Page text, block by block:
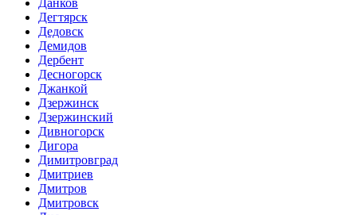
Данков
Дегтярск
Дедовск
Демидов
Дербент
Десногорск
Джанкой
Дзержинск
Дзержинский
Дивногорск
Дигора
Димитровград
Дмитриев
Дмитров
Дмитровск